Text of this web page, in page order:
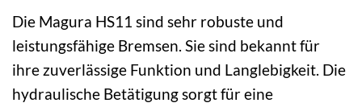
Die Magura HS11 sind sehr robuste und
leistungsfähige Bremsen. Sie sind bekannt für
ihre zuverlässige Funktion und Langlebigkeit. Die
hydraulische Betätigung sorgt für eine